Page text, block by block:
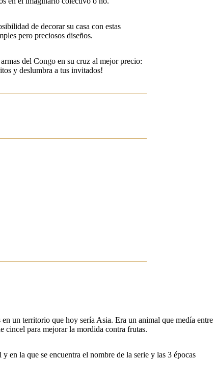
de decorar su casa con estas
pero preciosos diseños.
del Congo en su cruz al mejor precio:
y deslumbra a tus invitados!
un territorio que hoy sería Asia. Era un animal que medía entre
cincel para mejorar la mordida contra frutas.
en la que se encuentra el nombre de la serie y las 3 épocas